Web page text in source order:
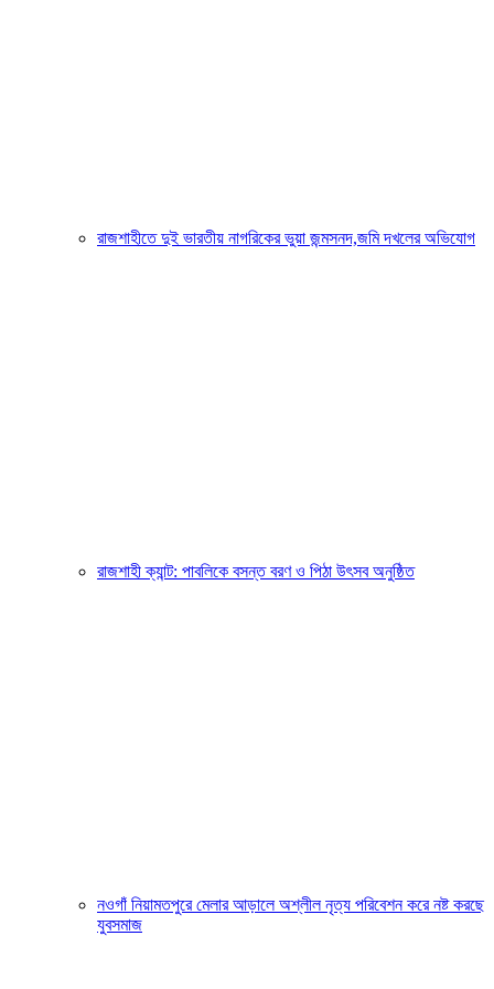
রাজশাহীতে দুই ভারতীয় নাগরিকের ভুয়া জন্মসনদ,জমি দখলের অভিযোগ
রাজশাহী ক্যান্ট: পাবলিকে বসন্ত বরণ ও পিঠা উৎসব অনুষ্ঠিত
নওগাঁ নিয়ামতপুরে মেলার আড়ালে অশ্লীল নৃত্য পরিবেশন করে নষ্ট করছে
যুবসমাজ